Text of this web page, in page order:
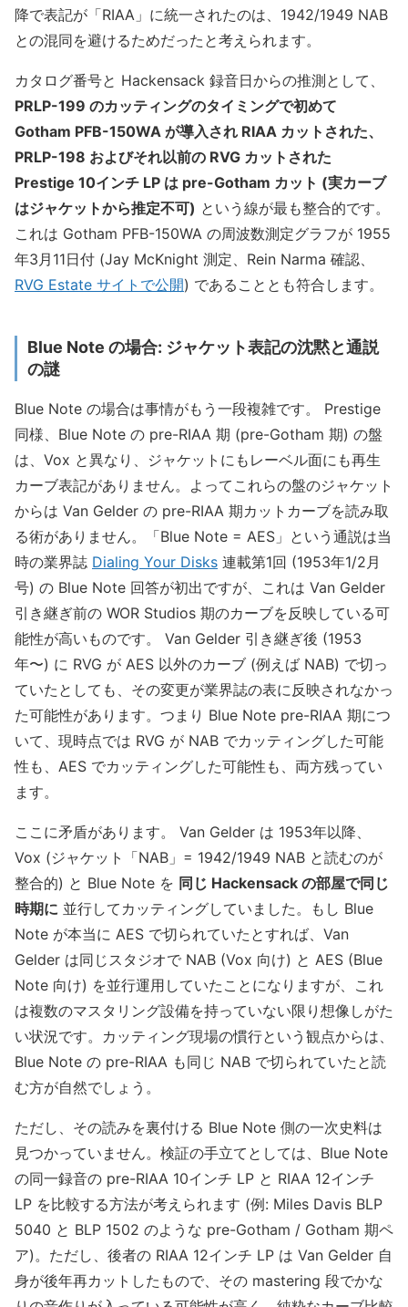
降で表記が「RIAA」に統一されたのは、1942/1949 NAB
との混同を避けるためだったと考えられます。
カタログ番号と Hackensack 録音日からの推測として、
PRLP-199 のカッティングのタイミングで初めて
Gotham PFB-150WA が導入され RIAA カットされた、
PRLP-198 およびそれ以前の RVG カットされた
Prestige 10インチ LP は pre-Gotham カット (実カーブ
はジャケットから推定不可) という線が最も整合的です。
これは Gotham PFB-150WA の周波数測定グラフが 1955
年3月11日付 (Jay McKnight 測定、Rein Narma 確認、
RVG Estate サイトで公開) であることとも符合します。
Blue Note の場合: ジャケット表記の沈黙と通説
の謎
Blue Note の場合は事情がもう一段複雑です。 Prestige
同様、Blue Note の pre-RIAA 期 (pre-Gotham 期) の盤
は、Vox と異なり、ジャケットにもレーベル面にも再生
カーブ表記がありません。よってこれらの盤のジャケット
からは Van Gelder の pre-RIAA 期カットカーブを読み取
る術がありません。「Blue Note = AES」という通説は当
時の業界誌 Dialing Your Disks 連載第1回 (1953年1/2月
号) の Blue Note 回答が初出ですが、これは Van Gelder
引き継ぎ前の WOR Studios 期のカーブを反映している可
能性が高いものです。 Van Gelder 引き継ぎ後 (1953
年〜) に RVG が AES 以外のカーブ (例えば NAB) で切っ
ていたとしても、その変更が業界誌の表に反映されなかっ
た可能性があります。つまり Blue Note pre-RIAA 期につ
いて、現時点では RVG が NAB でカッティングした可能
性も、AES でカッティングした可能性も、両方残ってい
ます。
ここに矛盾があります。 Van Gelder は 1953年以降、
Vox (ジャケット「NAB」= 1942/1949 NAB と読むのが
整合的) と Blue Note を 同じ Hackensack の部屋で同じ
時期に 並行してカッティングしていました。もし Blue
Note が本当に AES で切られていたとすれば、Van
Gelder は同じスタジオで NAB (Vox 向け) と AES (Blue
Note 向け) を並行運用していたことになりますが、これ
は複数のマスタリング設備を持っていない限り想像しがた
い状況です。カッティング現場の慣行という観点からは、
Blue Note の pre-RIAA も同じ NAB で切られていたと読
む方が自然でしょう。
ただし、その読みを裏付ける Blue Note 側の一次史料は
見つかっていません。検証の手立てとしては、Blue Note
の同一録音の pre-RIAA 10インチ LP と RIAA 12インチ
LP を比較する方法が考えられます (例: Miles Davis BLP
5040 と BLP 1502 のような pre-Gotham / Gotham 期ペ
ア)。ただし、後者の RIAA 12インチ LP は Van Gelder 自
身が後年再カットしたもので、その mastering 段でかな